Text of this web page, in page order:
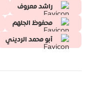
راشد معروف
محفوظ الجلهم
أبو محمد الرديني